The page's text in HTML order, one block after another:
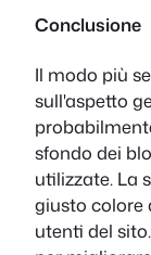
Conclusione
Il modo più
sull'aspetto
sfondo dei
utilizzate. La
giusto colore
utenti del